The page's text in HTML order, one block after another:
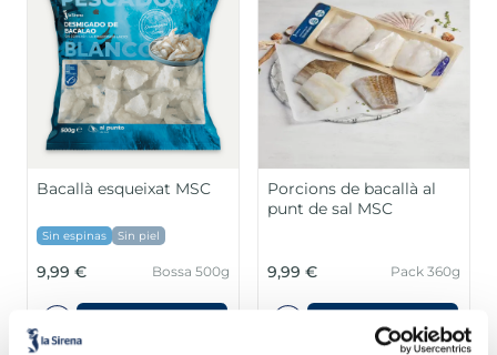
Bacallà esqueixat MSC
Sin espinas Sin piel
9,99 € Bossa 500g
Porcions de bacallà al
punt de sal MSC
9,99 € Pack 360g